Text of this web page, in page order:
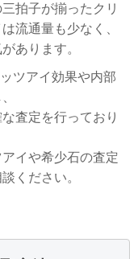
拍子が揃ったクリ
流通量も少なく、
あります。
ツアイ効果や内部
査定を行っており
イや希少石の査定
ください。